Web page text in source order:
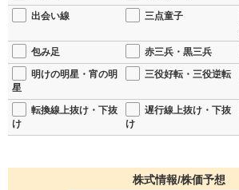
出会い線
三点童子
包み足
赤三兵・黒三兵
明けの明星・宵の明
星
三役好転・三役逆転
転換線上抜け・下抜
け
遅行線上抜け・下抜
け
株式情報/株価予想